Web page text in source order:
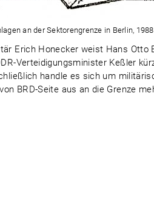
an der Sektorengrenze in Berlin,
Erich Honecker weist Hans
Verteidigungsminister Keßler
handle es sich um
BRD-Seite aus an die Grenze